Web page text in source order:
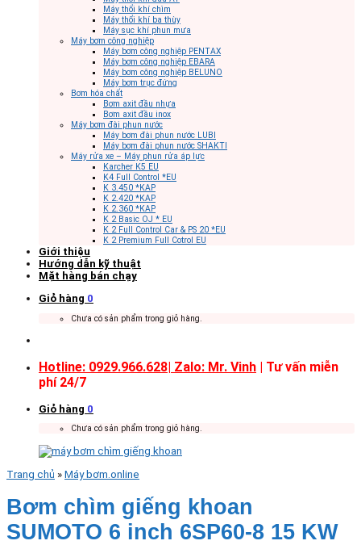
Máy thổi khí chìm
Máy thổi khí ba thùy
Máy sục khí phun mưa
Máy bơm công nghiệp
Máy bơm công nghiệp PENTAX
Máy bơm công nghiệp EBARA
Máy bơm công nghiệp BELUNO
Máy bơm trục đứng
Bơm hóa chất
Bơm axit đầu nhựa
Bơm axit đầu inox
Máy bơm đài phun nước
Máy bơm đài phun nước LUBI
Máy bơm đài phun nước SHAKTI
Máy rửa xe – Máy phun rửa áp lực
Karcher K5 EU
K4 Full Control *EU
K 3.450 *KAP
K 2.420 *KAP
K 2.360 *KAP
K 2 Basic OJ * EU
K 2 Full Control Car & PS 20 *EU
K 2 Premium Full Cotrol EU
Giới thiệu
Hướng dẫn kỹ thuật
Mặt hàng bán chạy
Giỏ hàng 0
Chưa có sản phẩm trong giỏ hàng.
Hotline: 0929.966.628| Zalo: Mr. Vinh | Tư vấn miễn
phí 24/7
Giỏ hàng 0
Chưa có sản phẩm trong giỏ hàng.
Trang chủ » Máy bơm.online
Bơm chìm giếng khoan
SUMOTO 6 inch 6SP60-8 15 KW